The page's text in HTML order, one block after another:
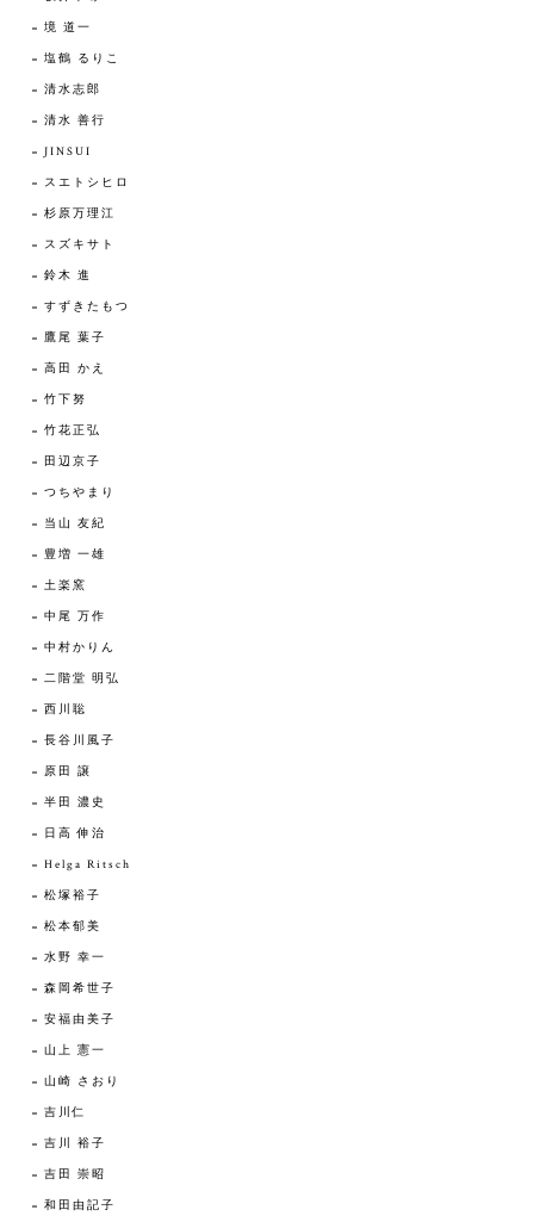
境 道一
塩鶴 るりこ
清水志郎
清水 善行
JINSUI
スエトシヒロ
杉原万理江
スズキサト
鈴木 進
すずきたもつ
鷹尾 葉子
高田 かえ
竹下努
竹花正弘
田辺京子
つちやまり
当山 友紀
豊増 一雄
土楽窯
中尾 万作
中村かりん
二階堂 明弘
西川聡
長谷川風子
原田 譲
半田 濃史
日高 伸治
Helga Ritsch
松塚裕子
松本郁美
水野 幸一
森岡希世子
安福由美子
山上 憲一
山崎 さおり
吉川仁
吉川 裕子
吉田 崇昭
和田由記子